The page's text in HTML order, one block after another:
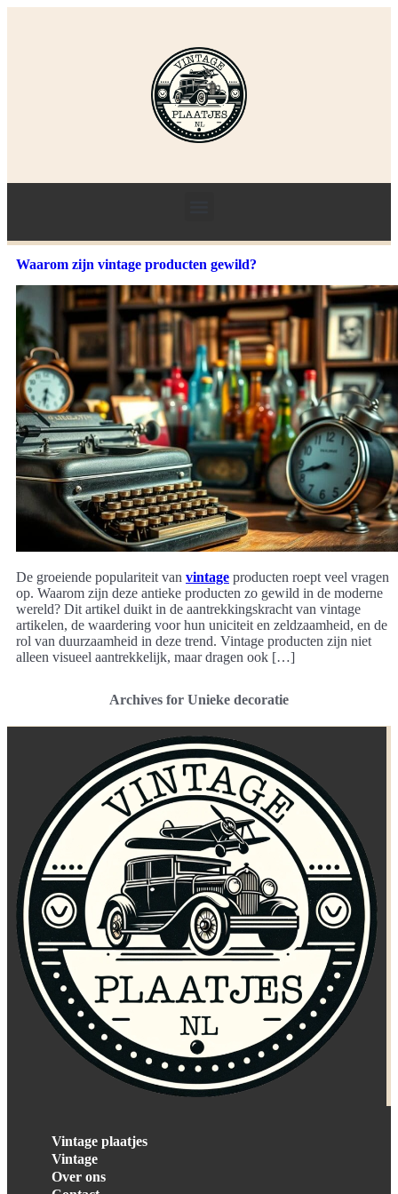
Waarom zijn vintage producten gewild?
De groeiende populariteit van vintage producten roept veel vragen
op. Waarom zijn deze antieke producten zo gewild in de moderne
wereld? Dit artikel duikt in de aantrekkingskracht van vintage
artikelen, de waardering voor hun uniciteit en zeldzaamheid, en de
rol van duurzaamheid in deze trend. Vintage producten zijn niet
alleen visueel aantrekkelijk, maar dragen ook […]
Archives for Unieke decoratie
Vintage plaatjes
Vintage
Over ons